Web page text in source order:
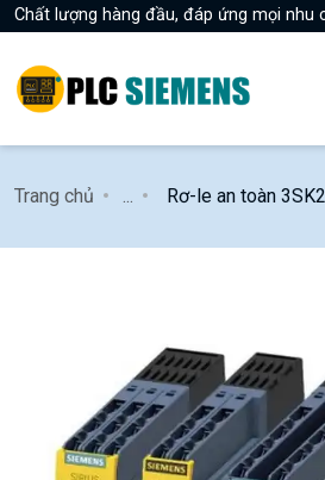
Chất lượng hàng đầu, đáp ứng mọi nhu
Trang chủ Rơ-le an toàn